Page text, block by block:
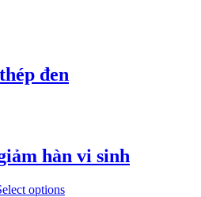
đen
hàn vi sinh
options